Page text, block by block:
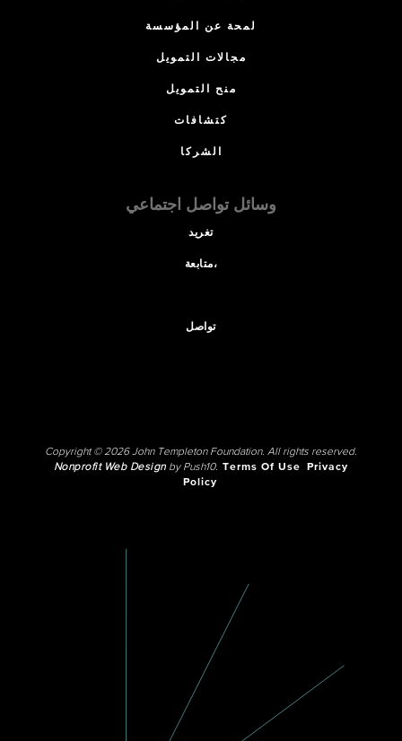
لمحة عن المؤسسة
مجالات التمويل
منح التمويل
كتشافات
الشركا
وسائل تواصل اجتماعي
تغريد
متابعة،
تواصل
Copyright © 2026 John Templeton Foundation. All rights reserved.
Nonprofit Web Designby Push10. Terms Of Use
Privacy
Policy